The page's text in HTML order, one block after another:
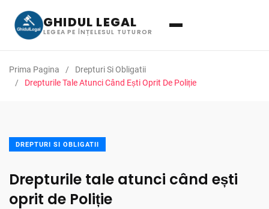
GHIDUL LEGAL
LEGEA PE ÎNȚELESUL TUTUROR
Prima Pagina
Drepturi Si Obligatii
Drepturile Tale Atunci Când Ești Oprit De Poliție
DREPTURI SI OBLIGATII
Drepturile tale atunci când ești
oprit de Poliție